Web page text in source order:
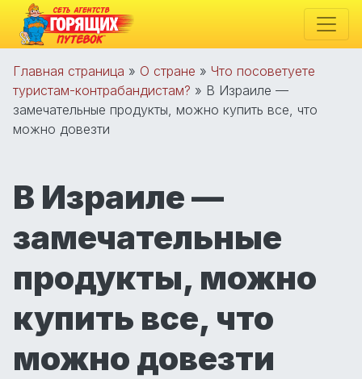
Главная страница » О стране » Что посоветуете
туристам-контрабандистам? » В Израиле —
замечательные продукты, можно купить все, что
можно довезти
В Израиле —
замечательные
продукты, можно
купить все, что
можно довезти